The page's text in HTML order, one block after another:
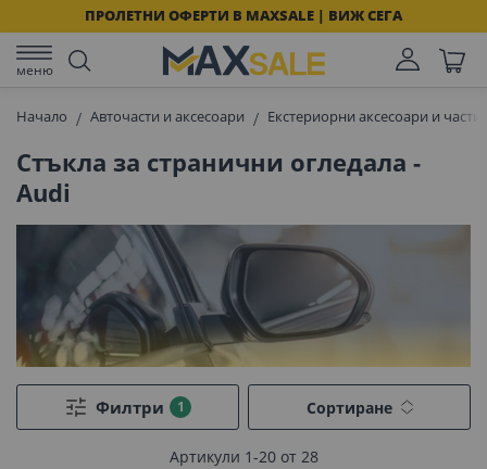
ПРОЛЕТНИ ОФЕРТИ В MAXSALE | ВИЖ СЕГА
меню
Начало Авточасти и аксесоари Екстериорни аксесоари и части
Стъкла за странични огледала -
Audi
Филтри
Артикули 1-20от 28
Сортиране